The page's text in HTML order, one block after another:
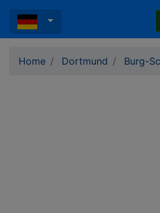
Home Dortmund Burg-